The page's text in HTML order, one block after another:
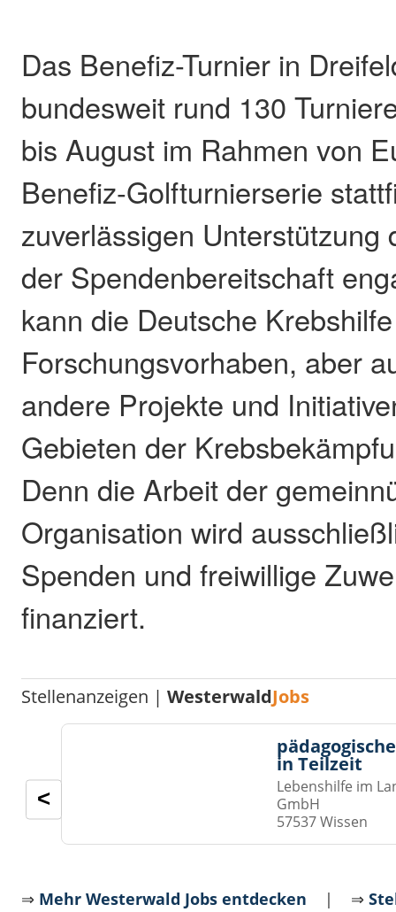
Das Benefiz-Turnier in
bundesweit rund 130
bis August im Rahmen von
Benefiz-Golfturnierserie
zuverlässigen Unterstützung
der Spendenbereitschaft
kann die Deutsche
Forschungsvorhaben, aber
andere Projekte und
Gebieten der
Denn die Arbeit der
Organisation wird
Spenden und freiwillige
finanziert.
Stellenanzeigen |WesterwaldJobs
in Teilzeit
Lebenshilfe im
GmbH
57537 Wissen
<
⇒ Mehr Westerwald Jobs entdecken | ⇒